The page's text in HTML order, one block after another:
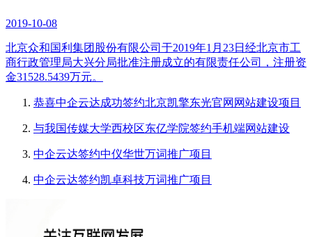
2019-10-08
北京众和国利集团股份有限公司于2019年1月23日经北京市工
商行政管理局大兴分局批准注册成立的有限责任公司，注册资
金31528.5439万元。
恭喜中企云达成功签约北京凯擎东光官网网站建设项目
与我国传媒大学西校区东亿学院签约手机端网站建设
中企云达签约中仪华世万词推广项目
中企云达签约凯卓科技万词推广项目